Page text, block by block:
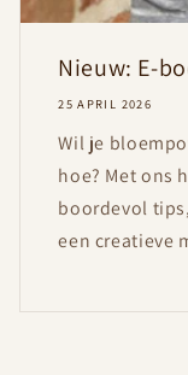
Nieuw: E-
25 APRIL 2026
Wil je
hoe? Met ons
boordevol
een creatieve